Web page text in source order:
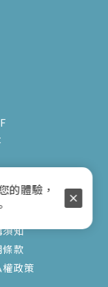
須知
條款
權政策
的體驗，